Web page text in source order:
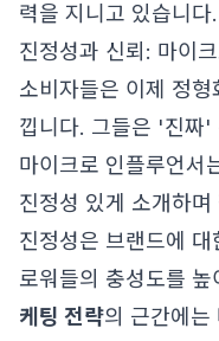
력을 지니고 있습니다.
진정성과 신뢰: 마이
소비자들은 이제 정
낍니다. 그들은 '진짜'
마이크로 인플루언서
진정성 있게 소개하
진정성은 브랜드에
로워들의 충성도를
케팅 전략의 근간에